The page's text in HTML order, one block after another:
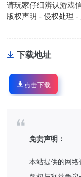
请玩家仔细辨认游戏
版权声明 - 侵权处理 -
下载地址
点击下载
免责声明：
本站提供的网络